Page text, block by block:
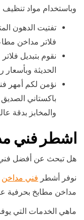
وباستخدام مواد
تفتيت الدهون
فلاتر مداخن
نقوم بتبديل
الحديثة
نؤمن لكم أمهر
باكستاني
والمخابز بدقة
اشطر فني
هل تبحث عن أفضل
نوفر أشطر فني مداخن
مداخن مطابخ بحرفية
ماهي الخدمات التي